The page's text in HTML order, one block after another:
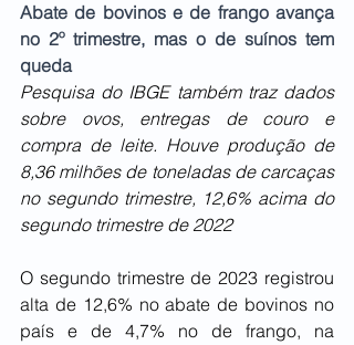
Abate de bovinos e de frango avança
no 2º trimestre, mas o de suínos tem
queda
Pesquisa do IBGE também traz dados
sobre ovos, entregas de couro e
compra de leite. Houve produção de
8,36 milhões de toneladas de carcaças
no segundo trimestre, 12,6% acima do
segundo trimestre de 2022
O segundo trimestre de 2023 registrou
alta de 12,6% no abate de bovinos no
país e de 4,7% no de frango, na